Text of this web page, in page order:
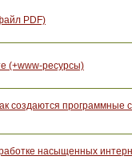
PDF)
(+www-ресурсы)
создаются программные
насыщенных